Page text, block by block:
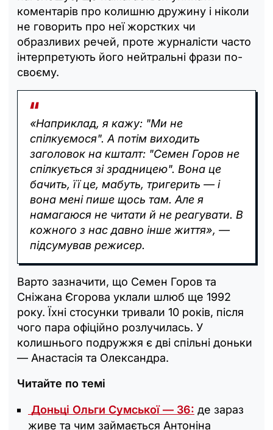
коментарів про колишню дружину і ніколи
не говорить про неї жорстких чи
образливих речей, проте журналісти часто
інтерпретують його нейтральні фрази по-
своєму.
«Наприклад, я кажу: "Ми не
спілкуємося". А потім виходить
заголовок на кшталт: "Семен Горов не
спілкується зі зрадницею". Вона це
бачить, її це, мабуть, тригерить — і
вона мені пише щось там. Але я
намагаюся не читати й не реагувати. В
кожного з нас давно інше життя», —
підсумував режисер.
Варто зазначити, що Семен Горов та
Сніжана Єгорова уклали шлюб ще 1992
року. Їхні стосунки тривали 10 років, після
чого пара офіційно розлучилась. У
колишнього подружжя є дві спільні доньки
— Анастасія та Олександра.
Читайте по темі
Доньці Ольги Сумської — 36: де зараз
живе та чим займається Антоніна